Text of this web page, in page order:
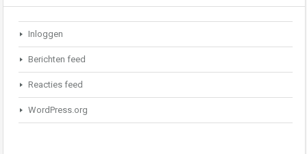
Inloggen
Berichten feed
Reacties feed
WordPress.org